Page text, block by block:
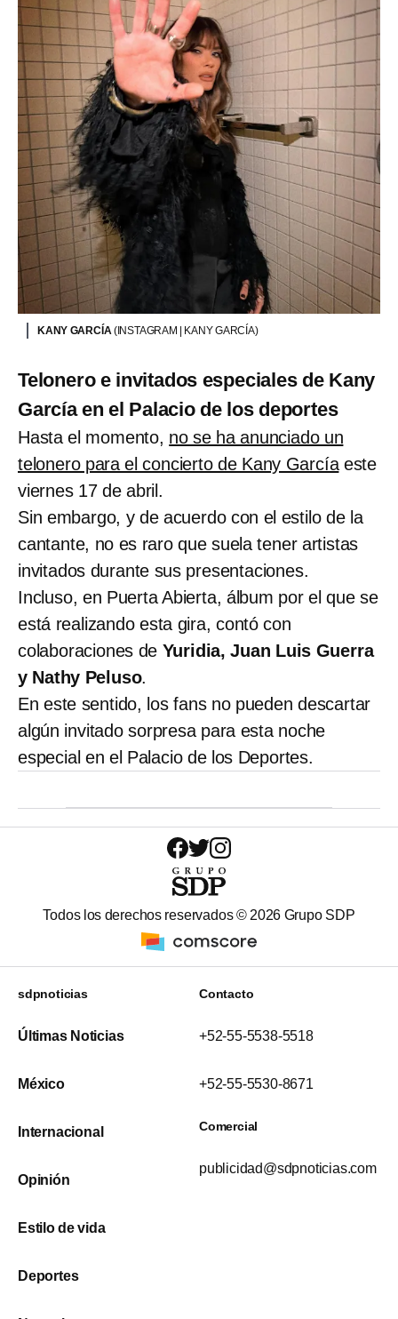
KANY GARCÍA(INSTAGRAM | KANY GARCÍA)
Telonero e invitados especiales de Kany
García en el Palacio de los deportes
Hasta el momento, no se ha anunciado un
telonero para el concierto de Kany Garcíaeste
viernes 17 de abril.
Sin embargo, y de acuerdo con el estilo de la
cantante, no es raro que suela tener artistas
invitados durante sus presentaciones.
Incluso, en Puerta Abierta, álbum por el que se
está realizando esta gira, contó con
colaboraciones de Yuridia, Juan Luis Guerra
y Nathy Peluso.
En este sentido, los fans no pueden descartar
algún invitado sorpresa para esta noche
especial en el Palacio de los Deportes.
Todos los derechos reservados © 2026 Grupo SDP
sdpnoticias
Últimas Noticias
México
Internacional
Opinión
Estilo de vida
Deportes
Contacto
+52-55-5538-5518
+52-55-5530-8671
Comercial
publicidad@sdpnoticias.com